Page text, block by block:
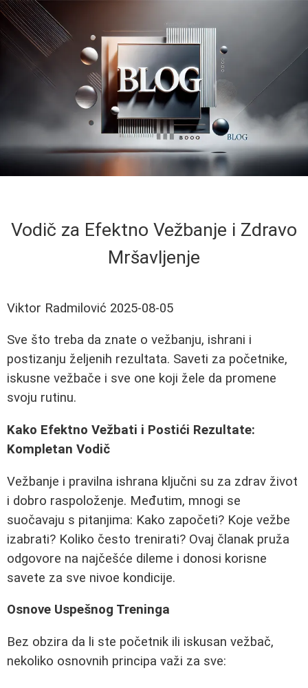
Vodič za Efektno Vežbanje i Zdravo
Mršavljenje
Viktor Radmilović 2025-08-05
Sve što treba da znate o vežbanju, ishrani i
postizanju željenih rezultata. Saveti za početnike,
iskusne vežbače i sve one koji žele da promene
svoju rutinu.
Kako Efektno Vežbati i Postići Rezultate:
Kompletan Vodič
Vežbanje i pravilna ishrana ključni su za zdrav život
i dobro raspoloženje. Međutim, mnogi se
suočavaju s pitanjima: Kako započeti? Koje vežbe
izabrati? Koliko često trenirati? Ovaj članak pruža
odgovore na najčešće dileme i donosi korisne
savete za sve nivoe kondicije.
Osnove Uspešnog Treninga
Bez obzira da li ste početnik ili iskusan vežbač,
nekoliko osnovnih principa važi za sve: